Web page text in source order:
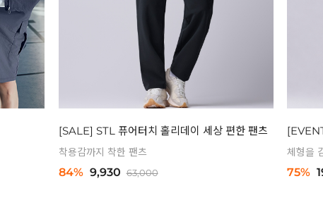
[SALE] STL 퓨어터치 홀리데이 세상 편한 팬츠
착용감까지 착한 팬츠
84% 9,930 63,000
체형을
75%